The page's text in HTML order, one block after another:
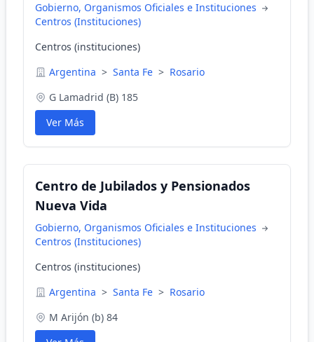
Gobierno, Organismos Oficiales e Instituciones
Centros (Instituciones)
Centros (instituciones)
Argentina > Santa Fe > Rosario
G Lamadrid (B) 185
Ver Más
Centro de Jubilados y Pensionados
Nueva Vida
Gobierno, Organismos Oficiales e Instituciones
Centros (Instituciones)
Centros (instituciones)
Argentina > Santa Fe > Rosario
M Arijón (b) 84